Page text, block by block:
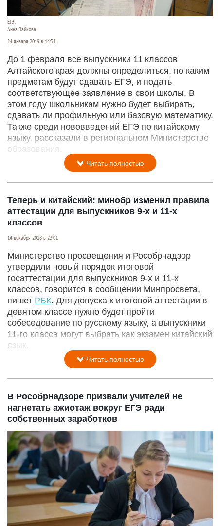
ЕГЭ.
Анна Зайкова
24 января 2019 в 14:34
До 1 февраля все выпускники 11 классов
Алтайского края должны определиться, по каким
предметам будут сдавать ЕГЭ, и подать
соответствующее заявление в свои школы. В
этом году школьникам нужно будет выбирать,
сдавать ли профильную или базовую математику.
Также среди нововведений ЕГЭ по китайскому
языку, рассказали в региональном Министерстве
образования.
Читать полностью
Теперь и китайский: минобр изменил правила
аттестации для выпускников 9-х и 11-х
классов
14 декабря 2018 в 23:01
Министерство просвещения и Рособрнадзор
утвердили новый порядок итоговой
госаттестации для выпускников 9-х и 11-х
классов, говорится в сообщении Минпросвета,
пишет РБК. Для допуска к итоговой аттестации в
девятом классе нужно будет пройти
собеседование по русскому языку, а выпускники
11-го класса могут выбрать как экзамен китайский
язык.
Читать полностью
В Рособрнадзоре призвали учителей не
нагнетать ажиотаж вокруг ЕГЭ ради
собственных заработков